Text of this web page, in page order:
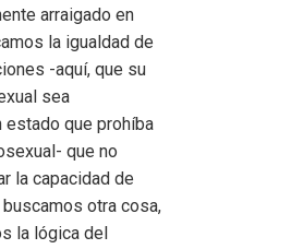
arraigado en
la igualdad de
-aquí, que su
sea
estado que prohíba
que no
la capacidad de
otra cosa,
la lógica del